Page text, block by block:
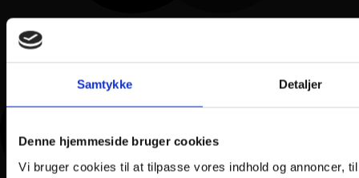
Samtykke Detaljer
Denne hjemmeside bruger cookies
Vi bruger cookies til at tilpasse vores indhold og annoncer,